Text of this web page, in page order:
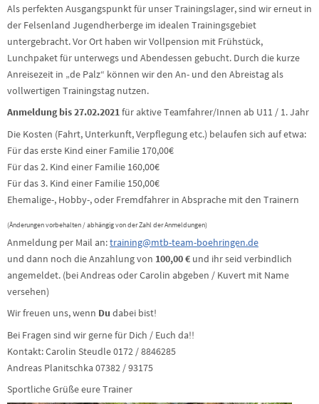
Als perfekten Ausgangspunkt für unser Trainingslager, sind wir erneut in
der Felsenland Jugendherberge im idealen Trainingsgebiet
untergebracht. Vor Ort haben wir Vollpension mit Frühstück,
Lunchpaket für unterwegs und Abendessen gebucht. Durch die kurze
Anreisezeit in „de Palz“ können wir den An- und den Abreistag als
vollwertigen Trainingstag nutzen.
Anmeldung bis 27.02.2021für aktive Teamfahrer/Innen ab U11 / 1. Jahr
Die Kosten (Fahrt, Unterkunft, Verpflegung etc.) belaufen sich auf etwa:
Für das erste Kind einer Familie 170,00€
Für das 2. Kind einer Familie 160,00€
Für das 3. Kind einer Familie 150,00€
Ehemalige-, Hobby-, oder Fremdfahrer in Absprache mit den Trainern
(Änderungen vorbehalten / abhängig von der Zahl der Anmeldungen)
Anmeldung per Mail an:training@mtb-team-boehringen.de
und dann noch die Anzahlung von 100,00 € und ihr seid verbindlich
angemeldet. (bei Andreas oder Carolin abgeben / Kuvert mit Name
versehen)
Wir freuen uns, wenn Du dabei bist!
Bei Fragen sind wir gerne für Dich / Euch da!!
Kontakt: Carolin Steudle 0172 / 8846285
Andreas Planitschka 07382 / 93175
Sportliche Grüße eure Trainer